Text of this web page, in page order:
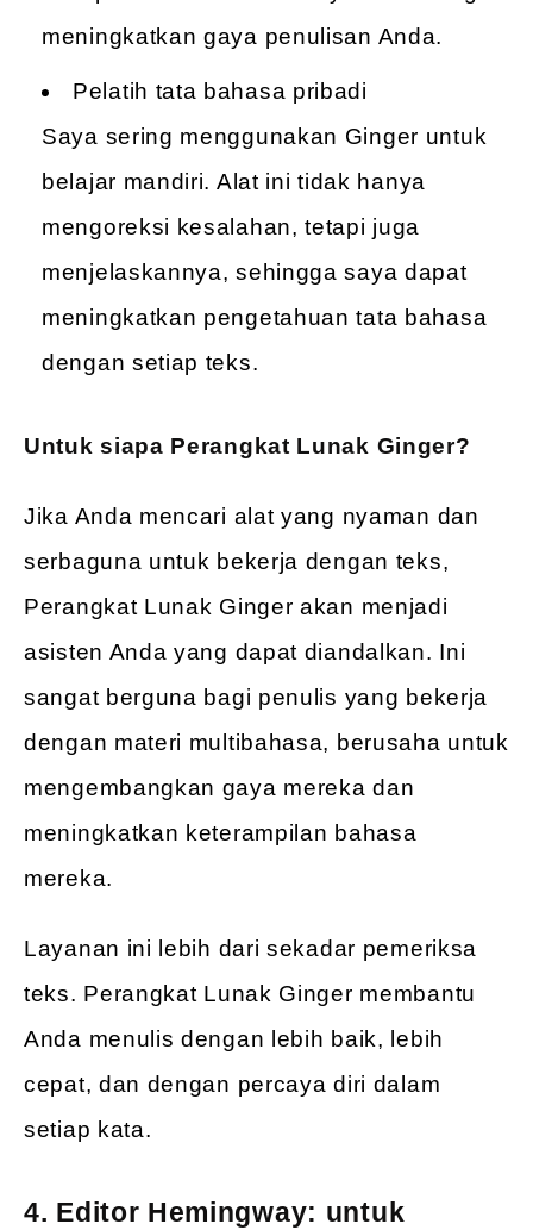
meningkatkan gaya penulisan Anda.
Pelatih tata bahasa pribadi
Saya sering menggunakan Ginger untuk
belajar mandiri. Alat ini tidak hanya
mengoreksi kesalahan, tetapi juga
menjelaskannya, sehingga saya dapat
meningkatkan pengetahuan tata bahasa
dengan setiap teks.
Untuk siapa Perangkat Lunak Ginger?
Jika Anda mencari alat yang nyaman dan
serbaguna untuk bekerja dengan teks,
Perangkat Lunak Ginger akan menjadi
asisten Anda yang dapat diandalkan. Ini
sangat berguna bagi penulis yang bekerja
dengan materi multibahasa, berusaha untuk
mengembangkan gaya mereka dan
meningkatkan keterampilan bahasa
mereka.
Layanan ini lebih dari sekadar pemeriksa
teks. Perangkat Lunak Ginger membantu
Anda menulis dengan lebih baik, lebih
cepat, dan dengan percaya diri dalam
setiap kata.
4. Editor Hemingway: untuk